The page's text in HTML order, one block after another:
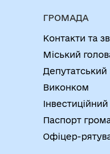
ГРОМАДА
Контакти та
Міський
Депутатський
Виконком
Паспорт
Офіцер-